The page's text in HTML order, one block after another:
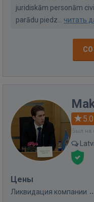
juridiskām personām
parādu piedz... читать
5.0
Был на
Цены
Ликвидация компании